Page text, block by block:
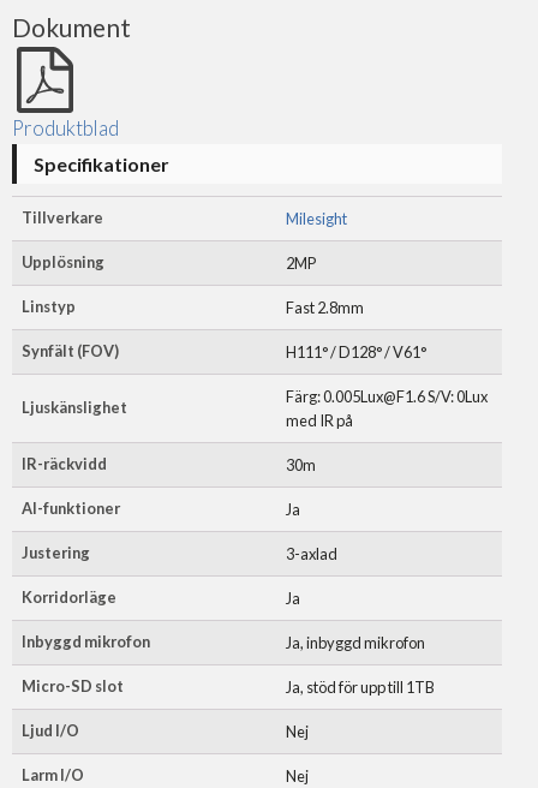
Dokument
Produktblad
Specifikationer
Tillverkare Milesight
Upplösning 2MP
Linstyp Fast 2.8mm
Synfält (FOV) H111° / D128° / V61°
Ljuskänslighet
Färg: 0.005Lux@F1.6 S/V: 0Lux
med IR på
IR-räckvidd 30m
AI-funktioner Ja
Justering 3-axlad
Korridorläge Ja
Inbyggd mikrofon Ja, inbyggd mikrofon
Micro-SD slot Ja, stöd för upp till 1TB
Ljud I/O Nej
Larm I/O Nej